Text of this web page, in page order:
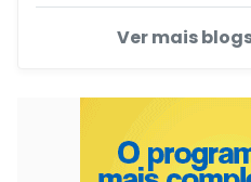
Ver mais